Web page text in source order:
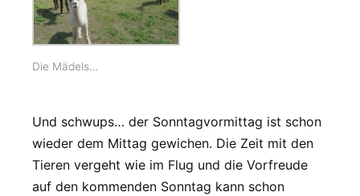
Die Mädels…
Und schwups… der Sonntagvormittag ist schon
wieder dem Mittag gewichen. Die Zeit mit den
Tieren vergeht wie im Flug und die Vorfreude
auf den kommenden Sonntag kann schon